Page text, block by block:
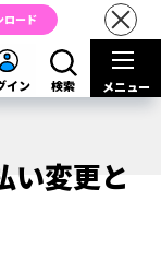
ロード
イン 検索 メニュー
い変更と